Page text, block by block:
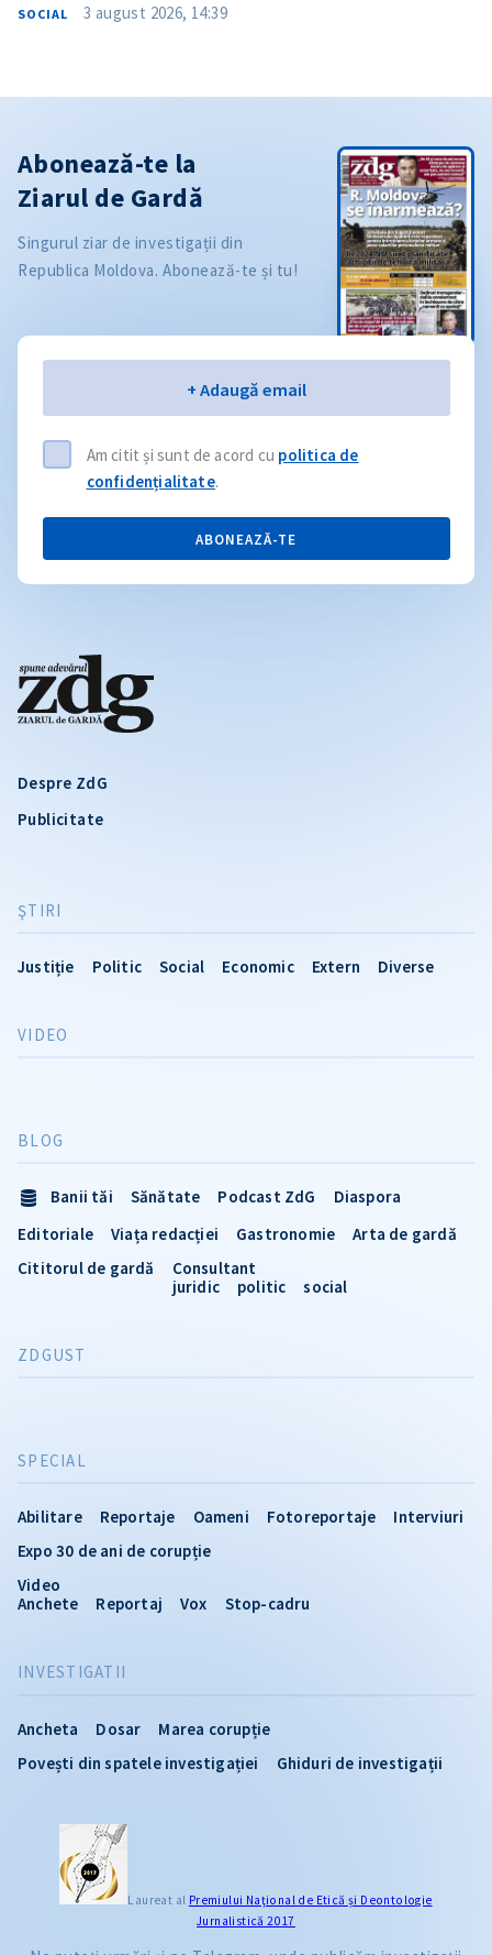
SOCIAL 3 august 2026, 14:39
Despre ZdG
Publicitate
ŞTIRI
Justiție Politic Social Economic Extern Diverse
INVESTIGATII
Ancheta Dosar
Marea corupție
Povești din spatele investigației
Ghiduri de investigații
VIDEO
SPECIAL
Abilitare Reportaje Oameni Fotoreportaje
Interviuri
Expo 30 de ani de corupție
Video
Anchete
Reportaj Vox Stop-cadru
BLOG
Banii tăi Sănătate Podcast ZdG
Diaspora
Editoriale
Viața redacției Gastronomie
Arta de gardă
Cititorul de gardă
Consultant
juridic
politic social
ZDGUST
Abonează-te la
Ziarul de Gardă
Singurul ziar de investigații din
Republica Moldova. Abonează-te și tu!
+ Adaugă email
Am citit și sunt de acord cu politica de
confidențialitate.
ABONEAZĂ-TE
Laureat al Premiului Naţional de Etică și Deontologie
Jurnalistică 2017